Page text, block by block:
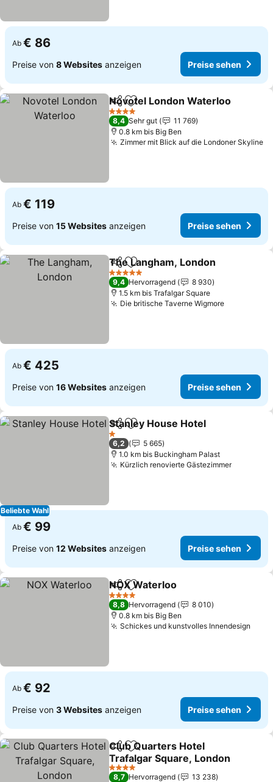
Ab € 86
Preise von 8 Websites anzeigen Preise sehen
TeilenZu Favoriten hinzufügen
Novotel London Waterloo
4 Sterne
8,4 Sehr gut
11 769
0.8 km bis Big Ben
Zimmer mit Blick auf die Londoner Skyline
Ab € 119
Preise von 15 Websites anzeigen Preise sehen
TeilenZu Favoriten hinzufügen
The Langham, London
5 Sterne
9,4 Hervorragend
8 930
1.5 km bis Trafalgar Square
Die britische Taverne Wigmore
Ab € 425
Preise von 16 Websites anzeigen Preise sehen
Beliebte Wahl
TeilenZu Favoriten hinzufügen
Stanley House Hotel
1 Sterne
6,2
5 665
1.0 km bis Buckingham Palast
Kürzlich renovierte Gästezimmer
Ab € 99
Preise von 12 Websites anzeigen Preise sehen
TeilenZu Favoriten hinzufügen
NOX Waterloo
4 Sterne
8,8 Hervorragend
8 010
0.8 km bis Big Ben
Schickes und kunstvolles Innendesign
Ab € 92
Preise von 3 Websites anzeigen Preise sehen
TeilenZu Favoriten hinzufügen
Club Quarters Hotel
Trafalgar Square, London
4 Sterne
8,7 Hervorragend
13 238